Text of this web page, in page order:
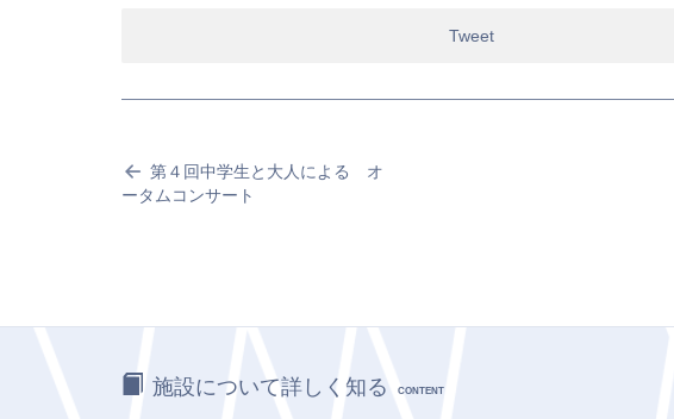
Tweet
第４回中学生と大人による オ
ータムコンサート
施設について詳しく知る CONTENT